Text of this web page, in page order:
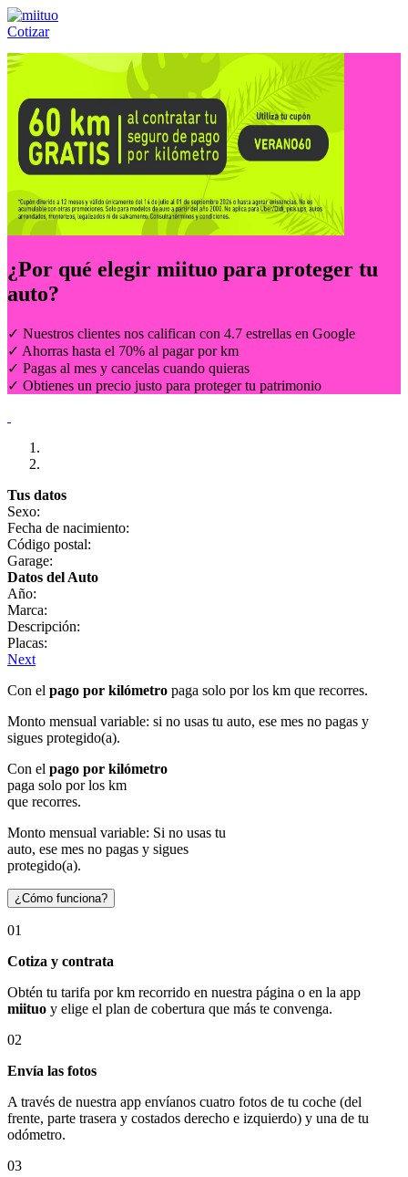
Cotizar
Llámanos al:(55) 84-21-05-00 ó
¿Por qué elegir miituo para proteger tu
auto?
✓ Nuestros clientes nos califican con 4.7 estrellas en Google
✓ Ahorras hasta el 70% al pagar por km
✓ Pagas al mes y cancelas cuando quieras
✓ Obtienes un precio justo para proteger tu patrimonio
Tus datos
Sexo:
Fecha de nacimiento:
Código postal:
Garage:
Datos del Auto
Año:
Marca:
Descripción:
Placas:
Next
Con el pago por kilómetro paga solo por los km que recorres.
Monto mensual variable: si no usas tu auto, ese mes no pagas y
sigues protegido(a).
Con el pago por kilómetro
paga solo por los km
que recorres.
Monto mensual variable: Si no usas tu
auto, ese mes no pagas y sigues
protegido(a).
¿Cómo funciona?
01
Cotiza y contrata
Obtén tu tarifa por km recorrido en nuestra página o en la app
miituo y elige el plan de cobertura que más te convenga.
02
Envía las fotos
A través de nuestra app envíanos cuatro fotos de tu coche (del
frente, parte trasera y costados derecho e izquierdo) y una de tu
odómetro.
03